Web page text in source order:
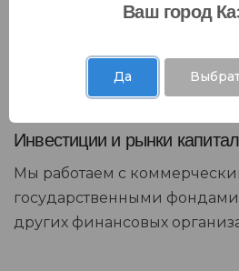
Инвестиции и рынки
Мы работаем с
государственными
других финансовых
Ваш город
Да